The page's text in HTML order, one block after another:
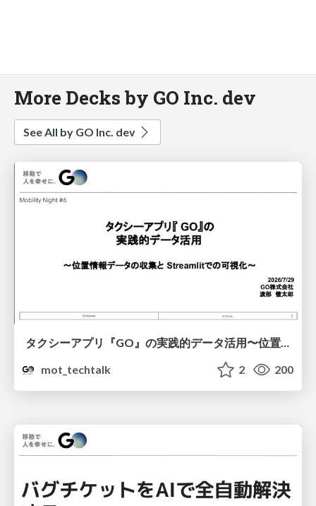
More Decks by GO Inc. dev
See All by GO Inc. dev
タクシーアプリ『GO』の実践的データ活用〜位置情報データの収集とStreamlitでの可視化〜
mot_techtalk
2 200